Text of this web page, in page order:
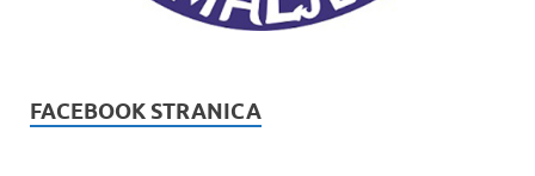
FACEBOOK STRANICA